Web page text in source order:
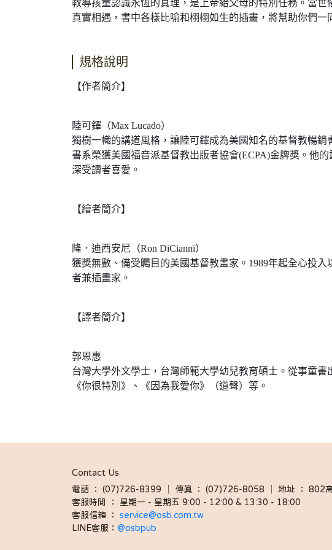
教導孩童認識永恆的真理，是上帝給父母的特別任務。當
真實相遇，書中各樣比喻和栩栩如生的插畫，將幫助你們
規格說明
【作者簡介】
陸可鐸（Max Lucado）
獨樹一幟的講道風格，讓陸可鐸成為美國知名的基督教暢
書系榮獲美國福音派基督教出版者協會(ECPA)金牌獎。他
深受讀者喜愛。
【繪者簡介】
隆．迪西安尼（Ron DiCianni）
獲獎無數、備受矚目的美國基督教畫家。1989年起全心投
者兼插畫家。
【譯者簡介】
郭恩惠
台灣大學外文學士，台灣師範大學幼兒教育碩士。從事童
《你很特別》、《因為我愛你》（道聲）等。
Contact Us
電話 ： (07)726-8399 │ 傳真 ： (07)726-8058 │ 地址 ： 802高
客服時間 ： 星期一 - 星期五 9:00 - 12:00 & 13:30 - 18:00
客服信箱 ： service@osb.com.tw
LINE客服： @osbpub